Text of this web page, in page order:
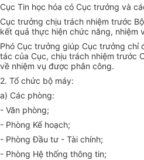
Cục Tin học hóa có Cục trưởng và
Cục trưởng chịu trách nhiệm trước
kết quả thực hiện chức năng, nhiệm
Phó Cục trưởng giúp Cục trưởng chỉ
tác của Cục, chịu trách nhiệm trước
về nhiệm vụ được phân công.
2. Tổ chức bộ máy:
a) Các phòng:
- Văn phòng;
- Phòng Kế hoạch;
- Phòng Đầu tư - Tài chính;
- Phòng Hệ thống thông tin;